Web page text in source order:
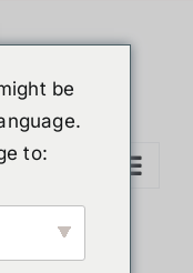
be
to: